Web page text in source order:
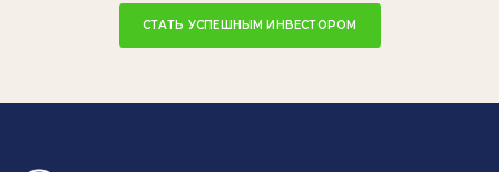
СТАТЬ УСПЕШНЫМ ИНВЕСТОРОМ